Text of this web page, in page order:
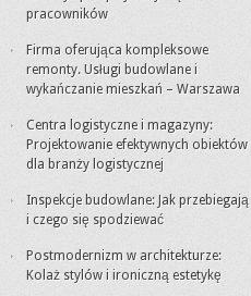
pracowników
Firma oferująca kompleksowe
remonty. Usługi budowlane i
wykańczanie mieszkań – Warszawa
Centra logistyczne i magazyny:
Projektowanie efektywnych obiektów
dla branży logistycznej
Inspekcje budowlane: Jak przebiegają
i czego się spodziewać
Postmodernizm w architekturze:
Kolaż stylów i ironiczną estetykę